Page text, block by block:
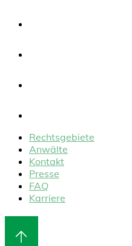
Rechtsgebiete
Anwälte
Kontakt
Presse
FAQ
Karriere